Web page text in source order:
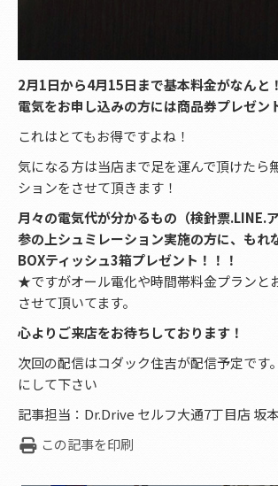
2月1日から4月15日まで基本料金がなんと
電気をお申し込みの方には商品券プレゼン
これはとてもお得ですよね！
気になる方は当店まで足を運んで頂けたら
ションをさせて頂きます！
月々の電気代が分かるもの（検針票.LINE.
参の上シュミレーション実施の方に、もれ
BOXティッシュ3箱プレゼント！！！
★ですがオール電化や時間帯料金プランと
させて頂いてます。
心よりご来店をお待ちしております！
次回の配信はコダック住吉が配信予定です
にして下さい
記事担当：Dr.Drive セルフ大通7丁目店 坂
この記事を印刷